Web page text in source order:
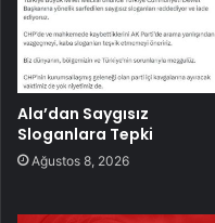
Ala’dan Saygısız
Sloganlara Tepki
Ağustos 8, 2026